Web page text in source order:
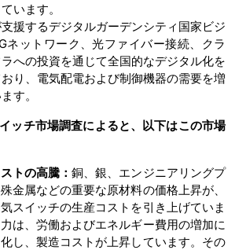
います。
援するデジタルガーデンシティ国家ビジ
ネットワーク、光ファイバー接続、クラ
への投資を通じて全国的なデジタル化を
り、電気配電および制御機器の需要を増
す。
ッチ市場調査によると、以下はこの市場
トの高騰：銅、銀、エンジニアリングプ
金属などの重要な原材料の価格上昇が、
スイッチの生産コストを引き上げていま
は、労働およびエネルギー費用の増加に
し、製造コストが上昇しています。その